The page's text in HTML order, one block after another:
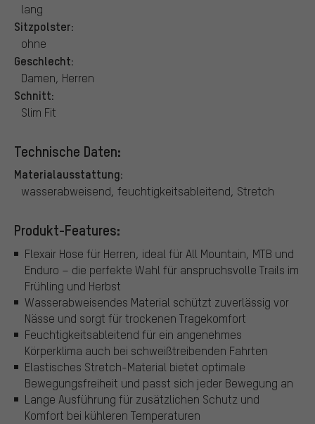
lang
Sitzpolster:
ohne
Geschlecht:
Damen, Herren
Schnitt:
Slim Fit
Technische Daten:
Materialausstattung:
wasserabweisend, feuchtigkeitsableitend, Stretch
Produkt-Features:
Flexair Hose für Herren, ideal für All Mountain, MTB und
Enduro – die perfekte Wahl für anspruchsvolle Trails im
Frühling und Herbst
Wasserabweisendes Material schützt zuverlässig vor
Nässe und sorgt für trockenen Tragekomfort
Feuchtigkeitsableitend für ein angenehmes
Körperklima auch bei schweißtreibenden Fahrten
Elastisches Stretch-Material bietet optimale
Bewegungsfreiheit und passt sich jeder Bewegung an
Lange Ausführung für zusätzlichen Schutz und
Komfort bei kühleren Temperaturen